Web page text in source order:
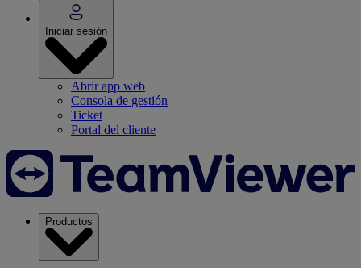
Iniciar sesión
Abrir app web
Consola de gestión
Ticket
Portal del cliente
Productos